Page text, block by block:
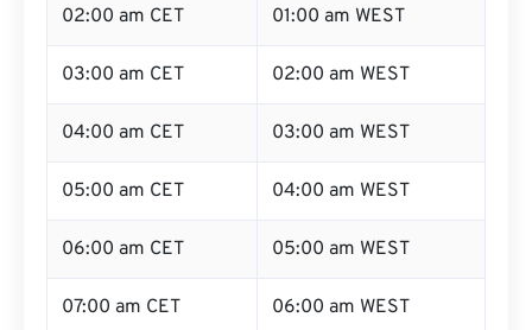
02:00 am CET 01:00 am WEST
03:00 am CET 02:00 am WEST
04:00 am CET 03:00 am WEST
05:00 am CET 04:00 am WEST
06:00 am CET 05:00 am WEST
07:00 am CET 06:00 am WEST